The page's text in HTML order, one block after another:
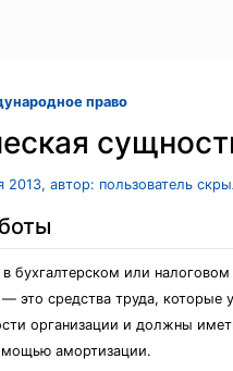
право
2013, автор: пользователь
или
это средства труда, которые
организации и должны
амортизации.